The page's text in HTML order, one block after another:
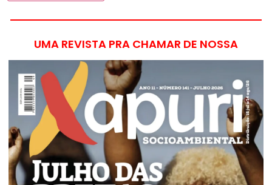
UMA REVISTA PRA CHAMAR DE NOSSA